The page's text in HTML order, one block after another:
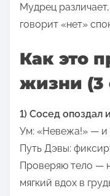
Мудрец
говорит «нет»
Как это
жизни (3
1) Сосед опоздал
Ум: «Невежа!» — и
Путь Дэвы:
Проверяю тело —
мягкий вдох в